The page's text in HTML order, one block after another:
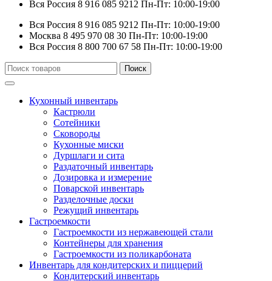
Вся Россия 8 916 085 9212 Пн-Пт: 10:00-19:00
Вся Россия 8 916 085 9212 Пн-Пт: 10:00-19:00
Москва 8 495 970 08 30 Пн-Пт: 10:00-19:00
Вся Россия 8 800 700 67 58 Пн-Пт: 10:00-19:00
Искать:
Поиск
Кухонный инвентарь
Кастрюли
Сотейники
Сковороды
Кухонные миски
Дуршлаги и сита
Раздаточный инвентарь
Дозировка и измерение
Поварской инвентарь
Разделочные доски
Режущий инвентарь
Гастроемкости
Гастроемкости из нержавеющей стали
Контейнеры для хранения
Гастроемкости из поликарбоната
Инвентарь для кондитерских и пиццерий
Кондитерский инвентарь